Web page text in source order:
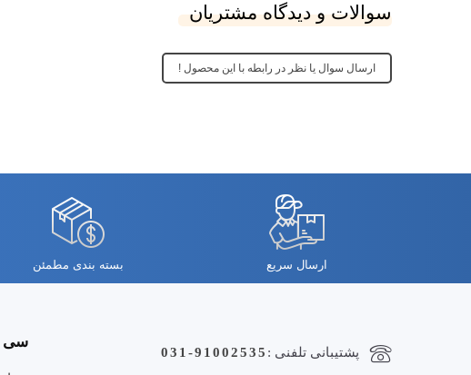
سوالات و دیدگاه مشتریان
ارسال سوال یا نظر در رابطه با این محصول !
ارسال سریع بسته بندی مطمئن
پشتیبانی تلفنی : 031-91002535
سی